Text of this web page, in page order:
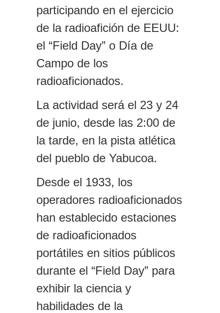
participando en el ejercicio
de la radioafición de EEUU:
el “Field Day” o Día de
Campo de los
radioaficionados.
La actividad será el 23 y 24
de junio, desde las 2:00 de
la tarde, en la pista atlética
del pueblo de Yabucoa.
Desde el 1933, los
operadores radioaficionados
han establecido estaciones
de radioaficionados
portátiles en sitios públicos
durante el “Field Day” para
exhibir la ciencia y
habilidades de la